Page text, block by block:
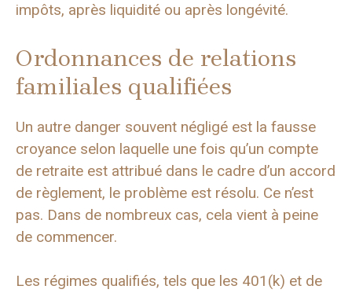
impôts, après liquidité ou après longévité.
Ordonnances de relations
familiales qualifiées
Un autre danger souvent négligé est la fausse
croyance selon laquelle une fois qu’un compte
de retraite est attribué dans le cadre d’un accord
de règlement, le problème est résolu. Ce n’est
pas. Dans de nombreux cas, cela vient à peine
de commencer.
Les régimes qualifiés, tels que les 401(k) et de